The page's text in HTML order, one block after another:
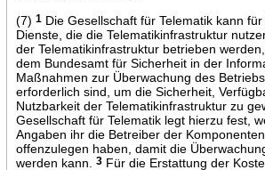
(7) 1Die Gesellschaft für Telematik kann
Dienste, die die Telematikinfrastruktur
der Telematikinfrastruktur betrieben
dem Bundesamt für Sicherheit in der
Maßnahmen zur Überwachung des
erforderlich sind, um die Sicherheit,
Nutzbarkeit der Telematikinfrastruktur zu
Gesellschaft für Telematik legt hierzu fest,
Angaben ihr die Betreiber der
offenzulegen haben, damit die
werden kann.
3Für die Erstattung der